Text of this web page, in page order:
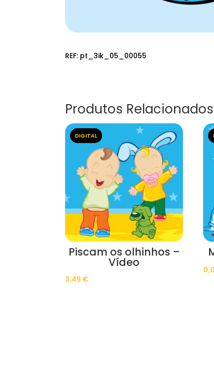
REF: pt_3ik_05_00055
Produtos Relacionados
DIGITAL
Piscam os olhinhos –
Vídeo
3,49 €